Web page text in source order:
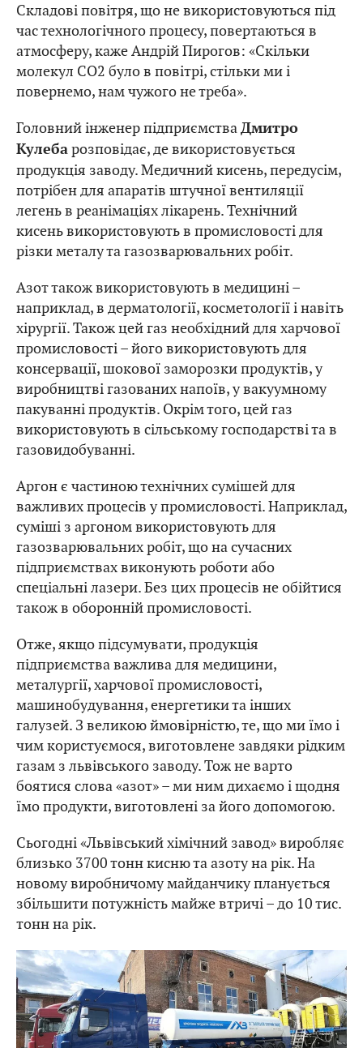
Складові повітря, що не використовуються під
час технологічного процесу, повертаються в
атмосферу, каже Андрій Пирогов: «Скільки
молекул CO2 було в повітрі, стільки ми і
повернемо, нам чужого не треба».
Головний інженер підприємстваДмитро
Кулебарозповідає, де використовується
продукція заводу. Медичний кисень, передусім,
потрібен для апаратів штучної вентиляції
легень в реанімаціях лікарень. Технічний
кисень використовують в промисловості для
різки металу та газозварювальних робіт.
Азот також використовують в медицині –
наприклад, в дерматології, косметології і навіть
хірургії. Також цей газ необхідний для харчової
промисловості – його використовують для
консервації, шокової заморозки продуктів, у
виробництві газованих напоїв, у вакуумному
пакуванні продуктів. Окрім того, цей газ
використовують в сільському господарстві та в
газовидобуванні.
Аргон є частиною технічних сумішей для
важливих процесів у промисловості. Наприклад,
суміші з аргоном використовують для
газозварювальних робіт, що на сучасних
підприємствах виконують роботи або
спеціальні лазери. Без цих процесів не обійтися
також в оборонній промисловості.
Отже, якщо підсумувати, продукція
підприємства важлива для медицини,
металургії, харчової промисловості,
машинобудування, енергетики та інших
галузей. З великою ймовірністю, те, що ми їмо і
чим користуємося, виготовлене завдяки рідким
газам з львівського заводу. Тож не варто
боятися слова «азот» – ми ним дихаємо і щодня
їмо продукти, виготовлені за його допомогою.
Сьогодні «Львівський хімічний завод» виробляє
близько 3700 тонн кисню та азоту на рік. На
новому виробничому майданчику планується
збільшити потужність майже втричі – до 10 тис.
тонн на рік.